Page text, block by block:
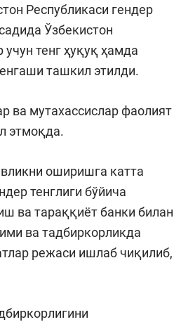
Республикаси гендер
Ўзбекистон
тенг ҳуқуқ ҳамда
ташкил этилди.
ва мутахассислар фаолият
этмоқда.
оширишга катта
тенглиги бўйича
ва тараққиёт банки билан
ва тадбиркорликда
режаси ишлаб чиқилиб,